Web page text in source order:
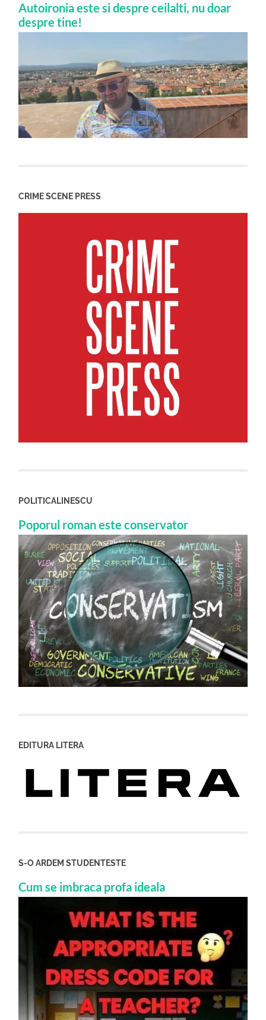
Autoironia este si despre ceilalti, nu doar
despre tine!
CRIME SCENE PRESS
POLITICALINESCU
Poporul roman este conservator
EDITURA LITERA
S-O ARDEM STUDENTESTE
Cum se imbraca profa ideala